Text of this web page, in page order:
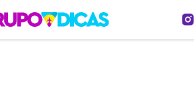
BrasilCaribeEuropaEstados Unidos Quem Somos